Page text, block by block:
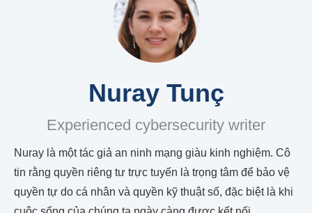
Nuray Tunç
Experienced cybersecurity writer
Nuray là một tác giả an ninh mạng giàu kinh nghiệm. Cô
tin rằng quyền riêng tư trực tuyến là trọng tâm để bảo vệ
quyền tự do cá nhân và quyền kỹ thuật số, đặc biệt là khi